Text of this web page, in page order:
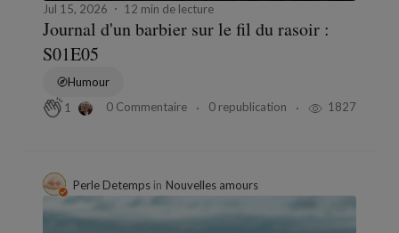
Jul 15, 2026 12 min de lecture
Journal d'un barbier sur le fil du rasoir :
S01E05
Humour
1
0 Commentaire 0 republication 1827
Perle Detemps in Nouvelles amours